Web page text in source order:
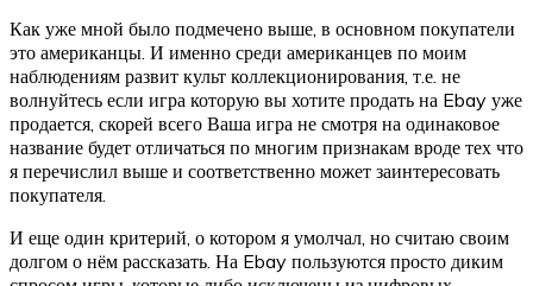
Как уже мной было подмечено выше, в основном покупатели
это американцы. И именно среди американцев по моим
наблюдениям развит культ коллекционирования, т.е. не
волнуйтесь если игра которую вы хотите продать на Ebay уже
продается, скорей всего Ваша игра не смотря на одинаковое
название будет отличаться по многим признакам вроде тех что
я перечислил выше и соответственно может заинтересовать
покупателя.
И еще один критерий, о котором я умолчал, но считаю своим
долгом о нём рассказать. На Ebay пользуются просто диким